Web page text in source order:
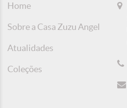
Home
Sobre a Casa Zuzu Angel
Atualidades
Coleções